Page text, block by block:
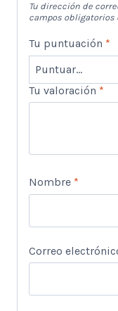
Tu dirección de
campos obligatorios
Tu puntuación *
Tu valoración *
Nombre *
Correo